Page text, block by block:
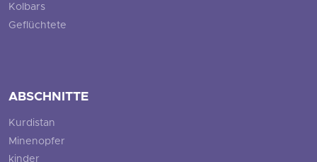
Kolbars
Geflüchtete
ABSCHNITTE
Kurdistan
Minenopfer